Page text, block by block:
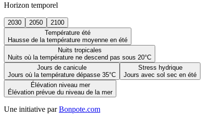
Horizon temporel
2030 2050
2100
Température été
Hausse de la température moyenne en été
Nuits tropicales
Nuits où la température ne descend pas sous 20°C
Jours de canicule
Jours où la température dépasse 35°C
Stress hydrique
Jours avec sol sec en été
Élévation niveau mer
Élévation prévue du niveau de la mer
Une initiative par Bonpote.com